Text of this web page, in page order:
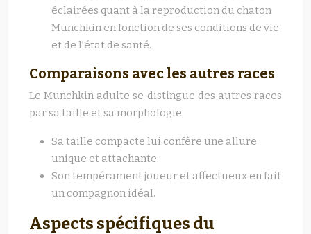
éclairées quant à la reproduction du chaton
Munchkin en fonction de ses conditions de vie
et de l’état de santé.
Comparaisons avec les autres races
Le Munchkin adulte se distingue des autres races
par sa taille et sa morphologie.
Sa taille compacte lui confère une allure
unique et attachante.
Son tempérament joueur et affectueux en fait
un compagnon idéal.
Aspects spécifiques du